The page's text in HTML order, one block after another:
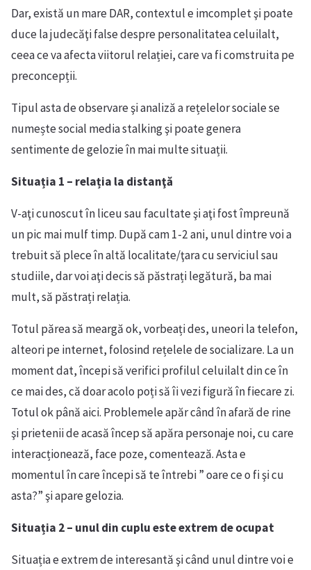
Dar, există un mare DAR, contextul e imcomplet şi poate
duce la judecăţi false despre personalitatea celuilalt,
ceea ce va afecta viitorul relației, care va fi comstruita pe
preconcepții.
Tipul asta de observare şi analiză a rețelelor sociale se
numește social media stalking şi poate genera
sentimente de gelozie în mai multe situații.
Situația 1 – relația la distanţă
V-aţi cunoscut în liceu sau facultate şi aţi fost împreună
un pic mai mulf timp. După cam 1-2 ani, unul dintre voi a
trebuit să plece în altă localitate/ţara cu serviciul sau
studiile, dar voi aţi decis să păstrați legătură, ba mai
mult, să păstrați relația.
Totul părea să meargă ok, vorbeați des, uneori la telefon,
alteori pe internet, folosind rețelele de socializare. La un
moment dat, începi să verifici profilul celuilalt din ce în
ce mai des, că doar acolo poți să îi vezi figură în fiecare zi.
Totul ok până aici. Problemele apăr când în afară de rine
şi prietenii de acasă încep să apăra personaje noi, cu care
interacționează, face poze, comentează. Asta e
momentul în care începi să te întrebi ” oare ce o fi şi cu
asta?” şi apare gelozia.
Situația 2 – unul din cuplu este extrem de ocupat
Situația e extrem de interesantă şi când unul dintre voi e